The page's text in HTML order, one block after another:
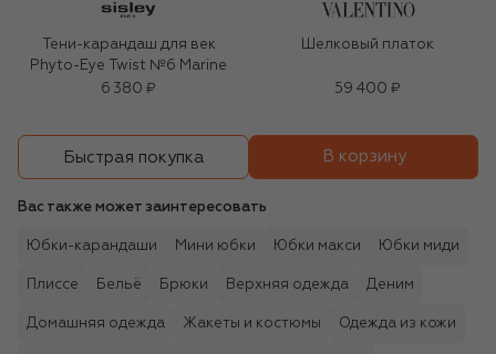
Тени-карандаш для век
Phyto-Eye Twist №6 Marine
6 380 ₽
Шелковый платок
59 400 ₽
Быстрая покупка В корзину
Вас также может заинтересовать
Юбки-карандаши Мини юбки Юбки макси Юбки миди
Плиссе Бельё Брюки Верхняя одежда Деним
Домашняя одежда Жакеты и костюмы Одежда из кожи